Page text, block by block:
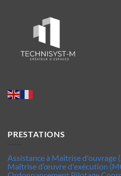
PRESTATIONS
Assistance à Maîtrise d'ouvrage
Maîtrise d’œuvre d'exécution